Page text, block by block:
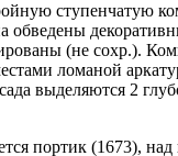
ступенчатую
обведены
(не сохр.).
ломаной
выделяются 2
портик (1673),